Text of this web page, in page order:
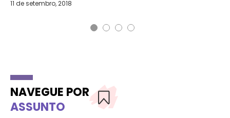
11 de setembro, 2018
NAVEGUE POR
ASSUNTO